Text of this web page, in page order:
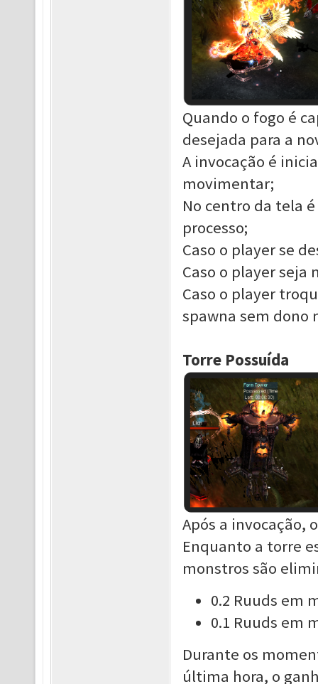
Quando o fogo é
desejada para a
A invocação é
movimentar;
No centro da tela
processo;
Caso o player se
Caso o player seja
Caso o player
spawna sem dono
Torre Possuída
Após a invocação,
Enquanto a torre
monstros são
0.2 Ruuds em
0.1 Ruuds em
Durante os
última hora, o